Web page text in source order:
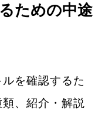
ための中途
を確認するた
、紹介・解説